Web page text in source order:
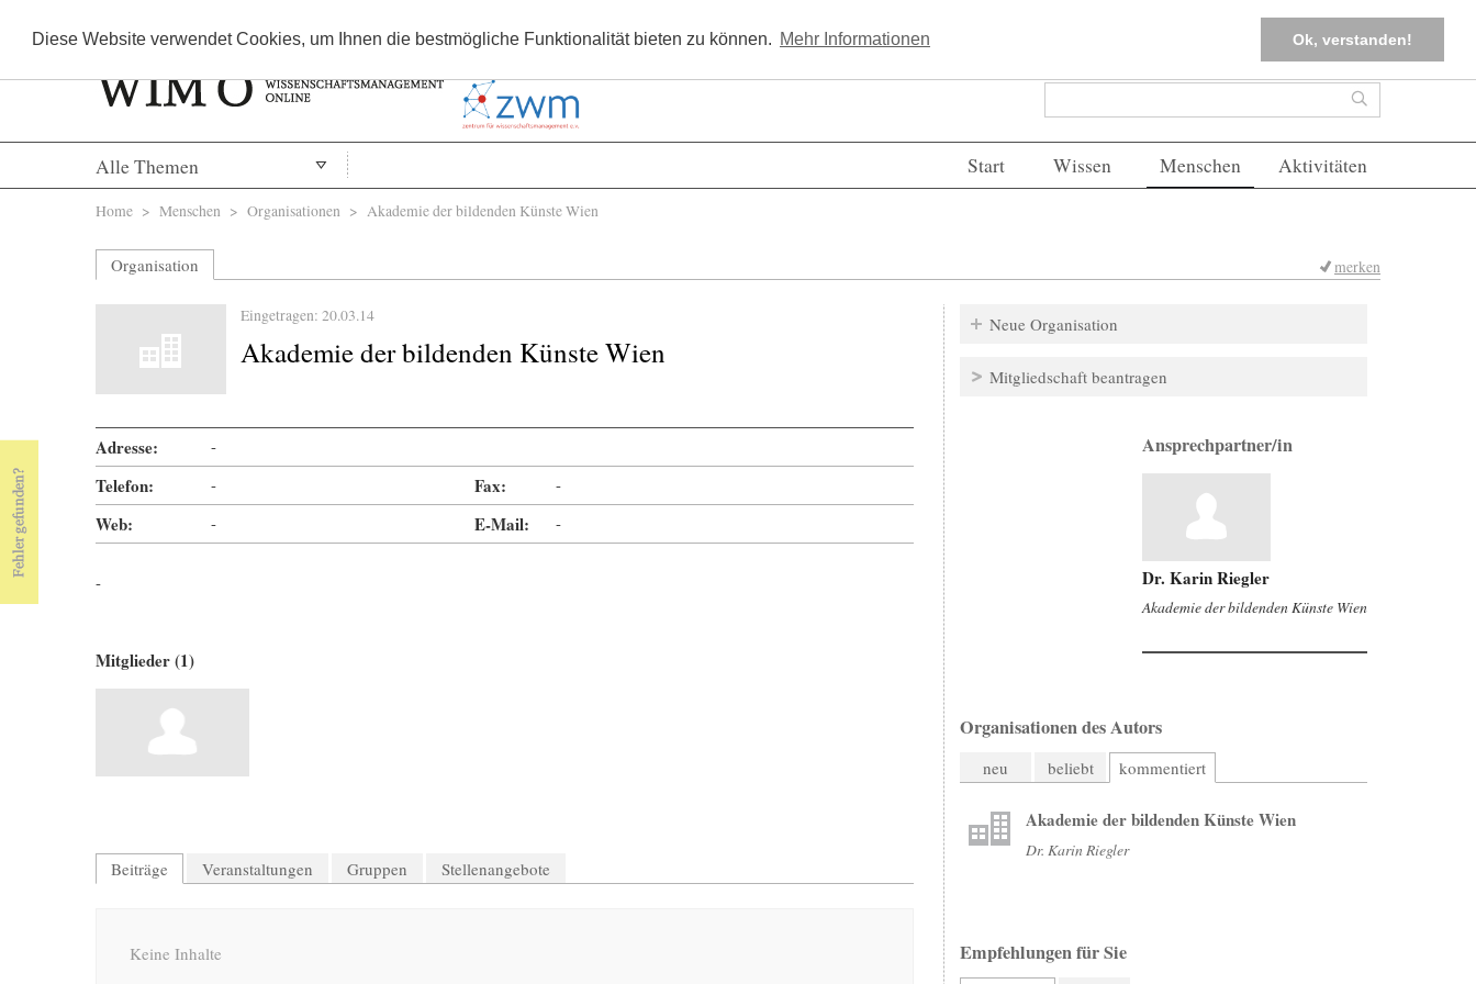
Diese Website verwendet Cookies, um Ihnen die bestmögliche Funktionalität bieten zu können. Mehr Informationen Ok, verstanden!
Kostenlos registrieren FAQs Einloggen
Suchformular Suche
Alle Themen Start Wissen Menschen Aktivitäten
Sie sind hier
Home > Menschen > Organisationen > Akademie der bildenden Künste Wien
Organisation merken
Eingetragen: 20.03.14
Akademie der bildenden Künste Wien
Adresse: -
Telefon: - Fax: -
Web: - E-Mail: -
-
Mitglieder (1)
Beiträge Veranstaltungen Gruppen Stellenangebote
Keine Inhalte
Neue Organisation
Mitgliedschaft beantragen
Ansprechpartner/in
Dr. Karin Riegler
Akademie der bildenden Künste Wien
Organisationen des Autors
neu beliebt kommentiert
Akademie der bildenden Künste Wien
Dr. Karin Riegler
Empfehlungen für Sie